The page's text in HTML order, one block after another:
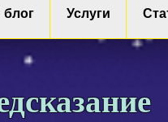
блог Услуги